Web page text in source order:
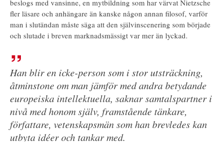
beslogs med vansinne, en mytbildning som har värvat Nietzsche
fler läsare och anhängare än kanske någon annan filosof, varför
man i slutändan måste säga att den självinscenering som började
och slutade i breven marknadsmässigt var mer än lyckad.
Han blir en icke-person som i stor utsträckning,
åtminstone om man jämför med andra betydande
europeiska intellektuella, saknar samtalspartner i
nivå med honom själv, framstående tänkare,
författare, vetenskapsmän som han brevledes kan
utbyta idéer och tankar med.